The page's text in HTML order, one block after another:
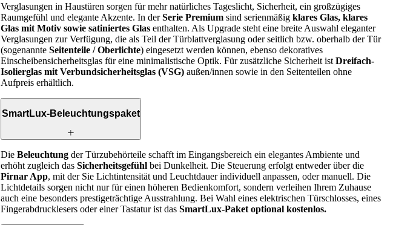
Verglasungen in Haustüren sorgen für mehr natürliches Tageslicht, Sicherheit, ein großzügiges
Raumgefühl und elegante Akzente. In derSerie Premium sind serienmäßig klares Glas, klares
Glas mit Motiv sowie satiniertes Glas enthalten. Als Upgrade steht eine breite Auswahl eleganter
Verglasungen zur Verfügung, die als Teil der Türblattverglasung oder seitlich bzw. oberhalb der Tür
(sogenannte Seitenteile / Oberlichte) eingesetzt werden können, ebenso dekoratives
Einscheibensicherheitsglas für eine minimalistische Optik. Für zusätzliche Sicherheit ist Dreifach-
Isolierglas mit Verbundsicherheitsglas (VSG) außen/innen sowie in den Seitenteilen ohne
Aufpreis erhältlich.
SmartLux-Beleuchtungspaket
Die Beleuchtung der Türzubehörteile schafft im Eingangsbereich ein elegantes Ambiente und
erhöht zugleich das Sicherheitsgefühl bei Dunkelheit. Die Steuerung erfolgt entweder über die
Pirnar App, mit der Sie Lichtintensität und Leuchtdauer individuell anpassen, oder manuell. Die
Lichtdetails sorgen nicht nur für einen höheren Bedienkomfort, sondern verleihen Ihrem Zuhause
auch eine besonders prestigeträchtige Ausstrahlung. Bei Wahl eines elektrischen Türschlosses, eines
Fingerabdrucklesers oder einer Tastatur ist das SmartLux‑Paket optional kostenlos.